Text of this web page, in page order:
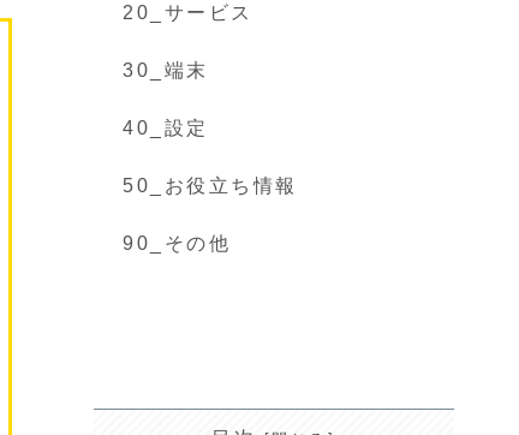
20_サービス
30_端末
40_設定
50_お役立ち情報
90_その他